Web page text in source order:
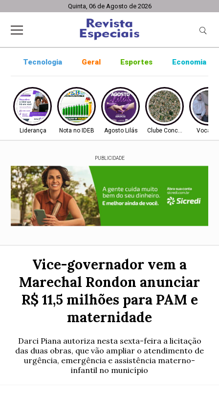
Quinta, 06 de Agosto de 2026
Tecnologia Geral Esportes Economia
Liderança Nota no IDEB Agosto Lilás Clube Concórdia
PUBLICIDADE
Vice-governador vem a
Marechal Rondon anunciar
R$ 11,5 milhões para PAM e
maternidade
Darci Piana autoriza nesta sexta-feira a licitação
das duas obras, que vão ampliar o atendimento de
urgência, emergência e assistência materno-
infantil no município